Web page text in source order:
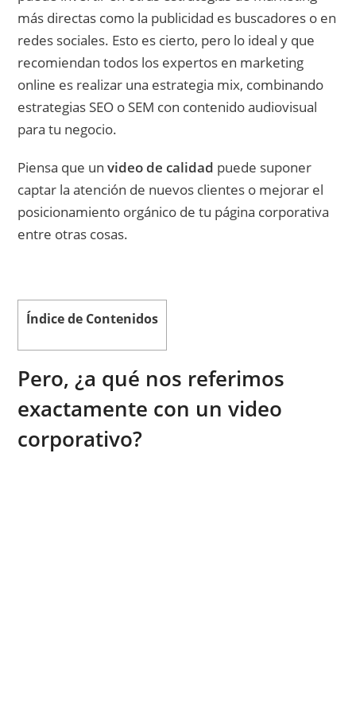
más directas como la publicidad es buscadores o en
redes sociales. Esto es cierto, pero lo ideal y que
recomiendan todos los expertos en marketing
online es realizar una estrategia mix, combinando
estrategias SEO o SEM con contenido audiovisual
para tu negocio.
Piensa que un video de calidad puede suponer
captar la atención de nuevos clientes o mejorar el
posicionamiento orgánico de tu página corporativa
entre otras cosas.
Índice de Contenidos
Pero, ¿a qué nos referimos
exactamente con un video
corporativo?